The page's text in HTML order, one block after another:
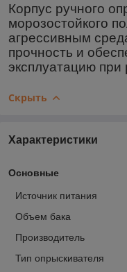
Корпус ручного
морозостойкого
агрессивным
прочность и
эксплуатацию
Скрыть
Характеристики
Основные
Источник питания
Объем бака
Производитель
Тип опрыскивателя